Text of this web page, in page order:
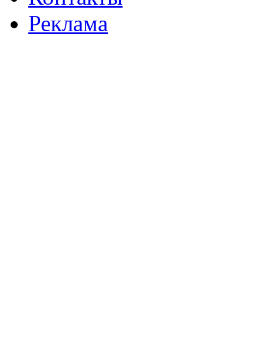
Реклама